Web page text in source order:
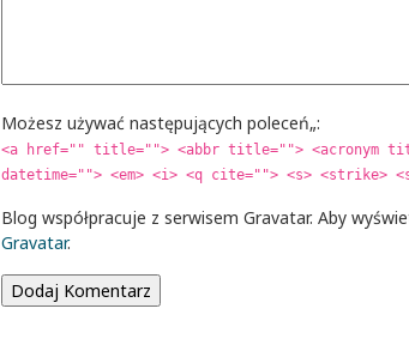
Możesz używać następujących poleceń„:
<a href="" title=""> <abbr title=""> <acronym
datetime=""> <em> <i> <q cite=""> <s> <strike>
Blog współpracuje z serwisem Gravatar. Aby
Gravatar.